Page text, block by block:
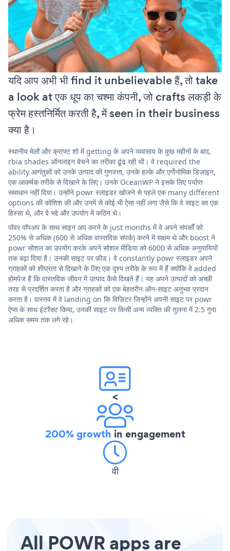
यदि आप अभी भी find it unbelievable हैं, तो take
a look at एक धूप का चश्मा कंपनी, जो crafts लकड़ी के
फ्रेम हस्तनिर्मित करती है, में seen in their business
क्या है।
स्थानीय मेलों और क्राफ्ट शो में getting के अपने व्यवसाय के कुछ महीनों के बाद,
rbia shades ऑनलाइन बेचने का तरीका ढूंढ रही थी। वे required the
ability आगंतुकों को उनके उत्पाद की गुणवत्ता, उनके हल्के और एर्गोनोमिक डिज़ाइन,
एक आकर्षक तरीके से दिखाने के लिए। उनके OceanWP ने इसके लिए पर्याप्त
समाधान नहीं दिया। उन्होंने powr स्लाइडर खोजने से पहले एक many different
options की कोशिश की और उनमें से कोई भी ऐसा नहीं लगा जैसे कि वे साइट का एक
हिस्सा थे, और वे भद्दे और उपयोग में कठिन थे।
पॉवर पॉपअप के साथ साइन अप करने के just months में वे अपने संपर्कों को
250% से अधिक (600 से अधिक वास्तविक संपर्क) करने में सक्षम थे और boost ने
powr सोशल का उपयोग करके अपने सोशल मीडिया को 6000 से अधिक अनुयायियों
तक बढ़ा दिया है। उनकी साइट पर फ़ीड। वे constantly powr स्लाइडर अपने
ग्राहकों को शीघ्रता से दिखाने के लिए एक दृश्य तरीके के रूप में हैं क्योंकि वे added
होमपेज हैं कि वास्तविक जीवन में उत्पाद कैसे दिखते हैं। यह अपने उत्पादों को अच्छी
तरह से प्रदर्शित करता है और ग्राहकों को एक बेहतरीन ऑन-साइट अनुभव प्रदान
करता है। वास्तव में वे landing on कि विज़िटर जिन्होंने अपनी साइट पर powr
ऐप्स के साथ इंटरैक्ट किया, उनकी साइट पर किसी अन्य व्यक्ति की तुलना में 2.5 गुना
अधिक समय तक लगे रहे।
<
200% growth in engagement
वी
All POWR apps are